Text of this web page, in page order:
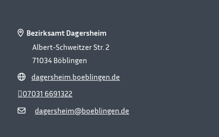
Bezirksamt Dagersheim
Albert-Schweitzer Str. 2
71034 Böblingen
dagersheim.boeblingen.de
dagersheim@boeblingen.de
07031 6691322